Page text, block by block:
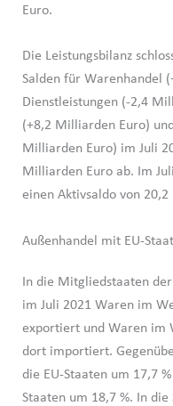
Euro.
Die Leistungsbilanz
Salden für Warenhandel
Dienstleistungen (-2,4
(+8,2 Milliarden Euro)
Milliarden Euro) im Juli
Milliarden Euro ab. Im
einen Aktivsaldo von
Außenhandel mit EU-
In die Mitgliedstaaten
im Juli 2021 Waren im
exportiert und Waren im
dort importiert.
die EU-Staaten um 17,7
Staaten um 18,7 %. In